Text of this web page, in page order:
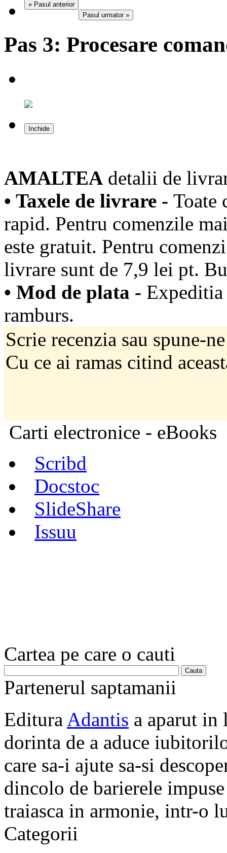
« Pasul anterior
Pasul urmator »
Pas 3: Procesare
Inchide
AMALTEA detalii de
• Taxele de livrare - Toate
rapid. Pentru comenzile
este gratuit. Pentru
livrare sunt de 7,9 lei pt.
• Mod de plata -
ramburs.
Scrie recenzia sau spune-
Cu ce ai ramas citind
Carti electronice - eBooks
Scribd
Docstoc
SlideShare
Issuu
Cartea pe care o cauti
Partenerul saptamanii
Editura Adantis a aparut in
dorinta de a aduce
care sa-i ajute sa-si
dincolo de barierele
traiasca in armonie, intr-o
Categorii